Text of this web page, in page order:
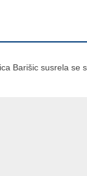
Barišic susrela se